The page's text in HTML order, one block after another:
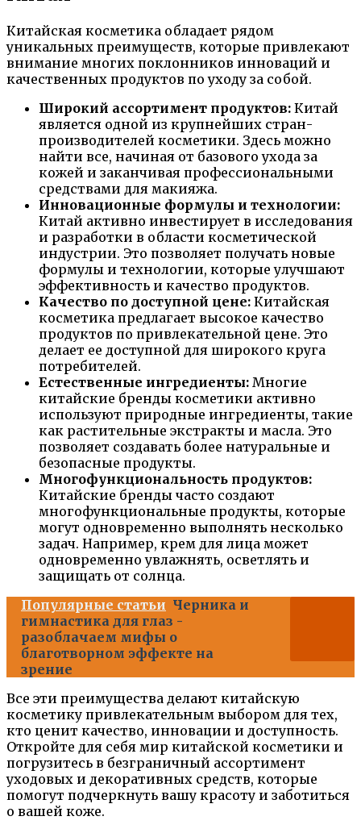
Китайская косметика обладает рядом
уникальных преимуществ, которые привлекают
внимание многих поклонников инноваций и
качественных продуктов по уходу за собой.
Широкий ассортимент продуктов: Китай
является одной из крупнейших стран-
производителей косметики. Здесь можно
найти все, начиная от базового ухода за
кожей и заканчивая профессиональными
средствами для макияжа.
Инновационные формулы и технологии:
Китай активно инвестирует в исследования
и разработки в области косметической
индустрии. Это позволяет получать новые
формулы и технологии, которые улучшают
эффективность и качество продуктов.
Качество по доступной цене: Китайская
косметика предлагает высокое качество
продуктов по привлекательной цене. Это
делает ее доступной для широкого круга
потребителей.
Естественные ингредиенты: Многие
китайские бренды косметики активно
используют природные ингредиенты, такие
как растительные экстракты и масла. Это
позволяет создавать более натуральные и
безопасные продукты.
Многофункциональность продуктов:
Китайские бренды часто создают
многофункциональные продукты, которые
могут одновременно выполнять несколько
задач. Например, крем для лица может
одновременно увлажнять, осветлять и
защищать от солнца.
Популярные статьи Черника и
гимнастика для глаз -
разоблачаем мифы о
благотворном эффекте на
зрение
Все эти преимущества делают китайскую
косметику привлекательным выбором для тех,
кто ценит качество, инновации и доступность.
Откройте для себя мир китайской косметики и
погрузитесь в безграничный ассортимент
уходовых и декоративных средств, которые
помогут подчеркнуть вашу красоту и заботиться
о вашей коже.